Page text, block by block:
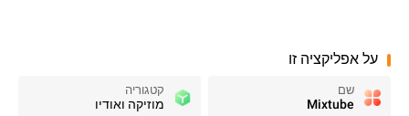
על אפליקציה זו
שם
Mixtube
קטגוריה
מוזיקה ואודיו